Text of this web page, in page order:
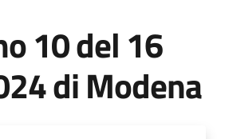
10 del 16
di Modena